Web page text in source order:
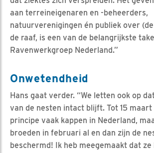
aan terreineigenaren en -beheerders,
natuurverenigingen én publiek over
de raaf, is een van de belangrijkste
Ravenwerkgroep Nederland.”
Onwetendheid
Hans gaat verder. “We letten ook op
van de nesten intact blijft. Tot 15 maart
principe vaak kappen in Nederland,
broeden in februari al en dan zijn de
beschermd! Ik heb meegemaakt dat ze